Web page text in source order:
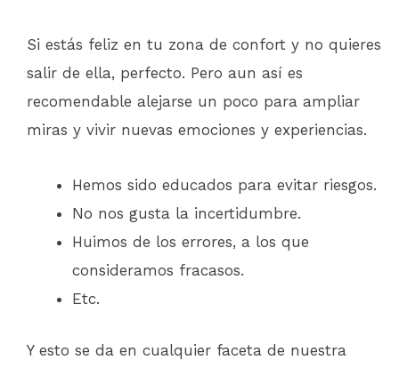
Si estás feliz en tu zona de confort y no quieres
salir de ella, perfecto. Pero aun así es
recomendable alejarse un poco para ampliar
miras y vivir nuevas emociones y experiencias.
Hemos sido educados para evitar riesgos.
No nos gusta la incertidumbre.
Huimos de los errores, a los que
consideramos fracasos.
Etc.
Y esto se da en cualquier faceta de nuestra